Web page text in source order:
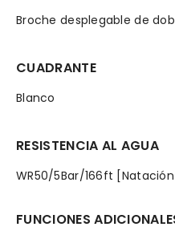
Broche desplegable de
CUADRANTE
Blanco
RESISTENCIA AL AGUA
WR50/5Bar/166ft
FUNCIONES